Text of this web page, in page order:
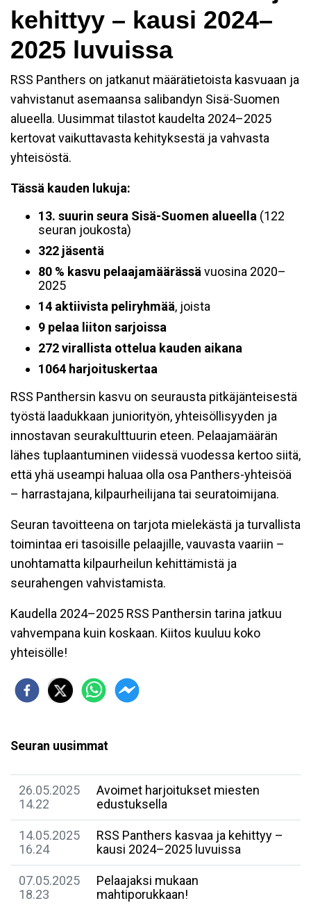
kehittyy – kausi 2024–
2025 luvuissa
RSS Panthers on jatkanut määrätietoista kasvuaan ja
vahvistanut asemaansa salibandyn Sisä-Suomen
alueella. Uusimmat tilastot kaudelta 2024–2025
kertovat vaikuttavasta kehityksestä ja vahvasta
yhteisöstä.
Tässä kauden lukuja:
13. suurin seura Sisä-Suomen alueella (122
seuran joukosta)
322 jäsentä
80 % kasvu pelaajamäärässä vuosina 2020–
2025
14 aktiivista peliryhmää, joista
9 pelaa liiton sarjoissa
272 virallista ottelua kauden aikana
1064 harjoituskertaa
RSS Panthersin kasvu on seurausta pitkäjänteisestä
työstä laadukkaan juniorityön, yhteisöllisyyden ja
innostavan seurakulttuurin eteen. Pelaajamäärän
lähes tuplaantuminen viidessä vuodessa kertoo siitä,
että yhä useampi haluaa olla osa Panthers-yhteisöä
– harrastajana, kilpaurheilijana tai seuratoimijana.
Seuran tavoitteena on tarjota mielekästä ja turvallista
toimintaa eri tasoisille pelaajille, vauvasta vaariin –
unohtamatta kilpaurheilun kehittämistä ja
seurahengen vahvistamista.
Kaudella 2024–2025 RSS Panthersin tarina jatkuu
vahvempana kuin koskaan. Kiitos kuuluu koko
yhteisölle!
Seuran uusimmat
26.05.2025
14.22
Avoimet harjoitukset miesten
edustuksella
14.05.2025
16.24
RSS Panthers kasvaa ja kehittyy –
kausi 2024–2025 luvuissa
07.05.2025
18.23
Pelaajaksi mukaan
mahtiporukkaan!